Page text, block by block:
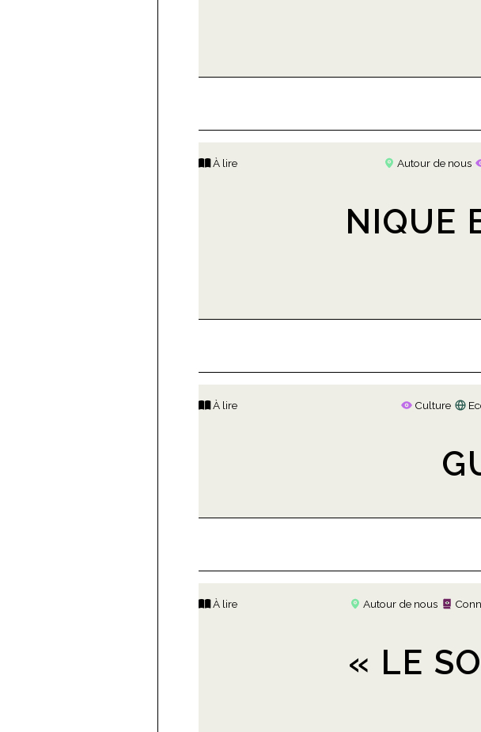
À lire Autour de nous
NIQUE
À lire Culture
À lire Autour de nous
« LE